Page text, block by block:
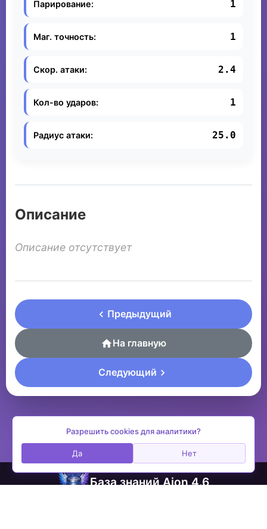
Парирование: 1
Маг. точность: 1
Скор. атаки: 2.4
Кол-во ударов: 1
Радиус атаки: 25.0
Описание
Описание отсутствует
Предыдущий
На главную
Следующий
База знаний Aion 4.6
Разрешить cookies для аналитики?
Да Нет